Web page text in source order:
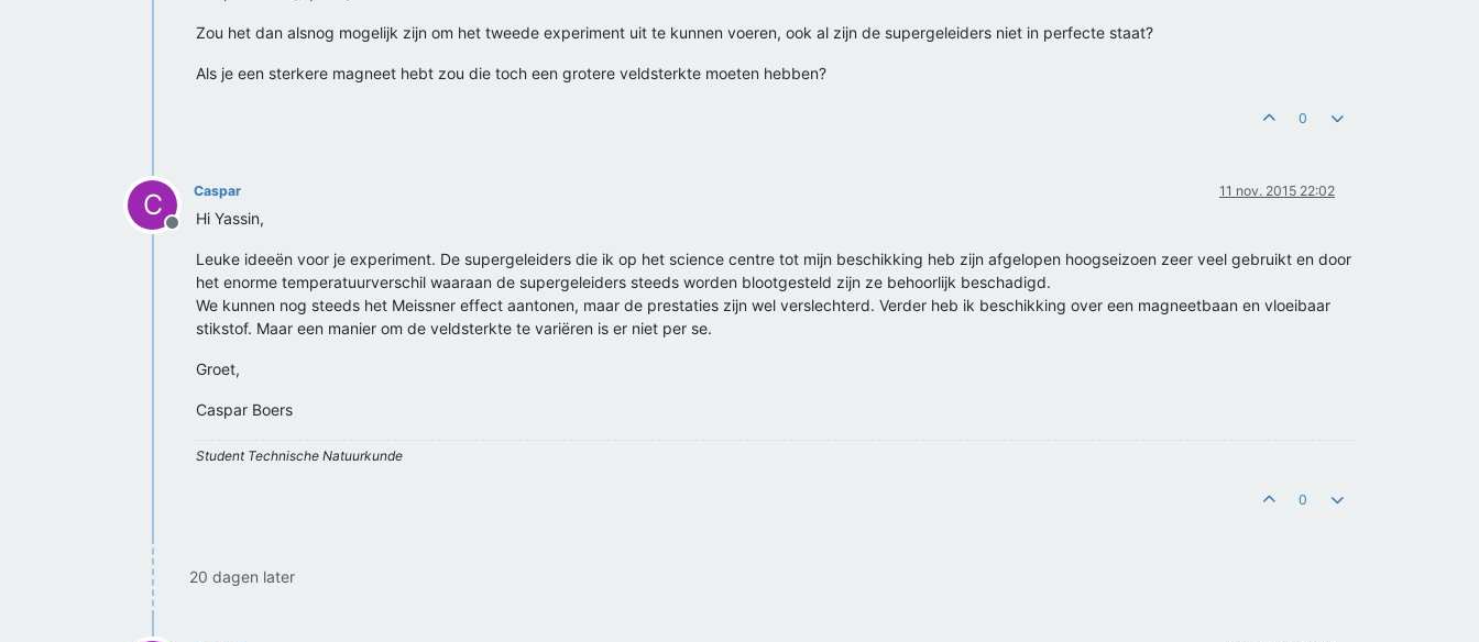
Zou het dan alsnog mogelijk zijn om het tweede experiment uit te kunnen voeren, ook al zijn de supergeleiders niet in perfecte staat?
Als je een sterkere magneet hebt zou die toch een grotere veldsterkte moeten hebben?
0
C
Offline
Caspar 11 nov. 2015 22:02
Hi Yassin,
Leuke ideeën voor je experiment. De supergeleiders die ik op het science centre tot mijn beschikking heb zijn afgelopen hoogseizoen zeer veel gebruikt en door
het enorme temperatuurverschil waaraan de supergeleiders steeds worden blootgesteld zijn ze behoorlijk beschadigd.
We kunnen nog steeds het Meissner effect aantonen, maar de prestaties zijn wel verslechterd. Verder heb ik beschikking over een magneetbaan en vloeibaar
stikstof. Maar een manier om de veldsterkte te variëren is er niet per se.
Groet,
Caspar Boers
Student Technische Natuurkunde
0
20 dagen later